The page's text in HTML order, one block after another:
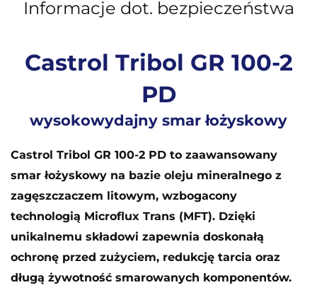
Informacje dot. bezpieczeństwa
Castrol Tribol GR 100-2
PD
wysokowydajny smar łożyskowy
Castrol Tribol GR 100-2 PD to zaawansowany
smar łożyskowy na bazie oleju mineralnego z
zagęszczaczem litowym, wzbogacony
technologią Microflux Trans (MFT). Dzięki
unikalnemu składowi zapewnia doskonałą
ochronę przed zużyciem, redukcję tarcia oraz
długą żywotność smarowanych komponentów.